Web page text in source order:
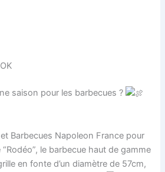
saison pour les barbecues ?
Barbecues Napoleon France pour
le barbecue haut de gamme
en fonte d’un diamètre de 57cm,